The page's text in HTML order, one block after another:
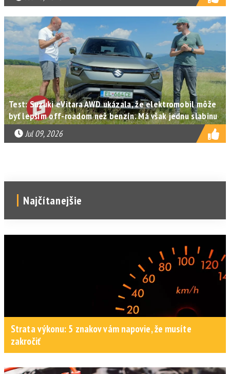
Test: Suzuki eVitara AWD ukázala, že elektromobil môže
byť lepším off-roadom než benzín. Má však jednu slabinu
Jul 09, 2026
Najčítanejšie
Strata výkonu: 5 znakov vám napovie, že musíte
zakročiť